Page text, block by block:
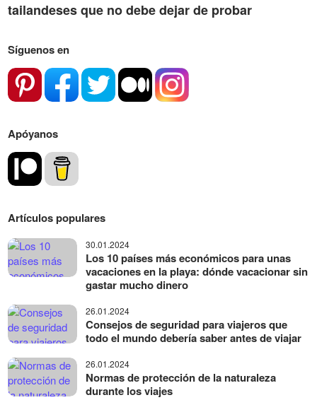
tailandeses que no debe dejar de probar
Síguenos en
Apóyanos
Artículos populares
30.01.2024
Los 10 países más económicos para unas
vacaciones en la playa: dónde vacacionar sin
gastar mucho dinero
26.01.2024
Consejos de seguridad para viajeros que
todo el mundo debería saber antes de viajar
26.01.2024
Normas de protección de la naturaleza
durante los viajes